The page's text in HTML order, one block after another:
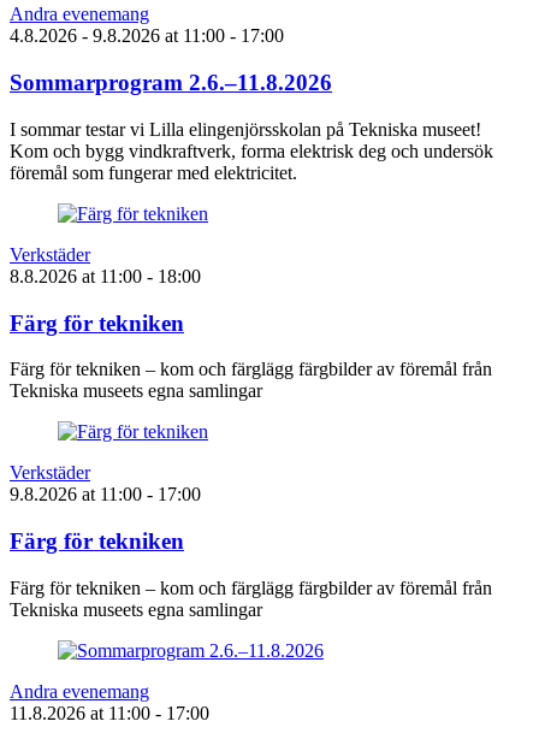
Andra evenemang
4.8.2026 - 9.8.2026 at 11:00 - 17:00
Sommarprogram 2.6.–11.8.2026
I sommar testar vi Lilla elingenjörsskolan på Tekniska museet!
Kom och bygg vindkraftverk, forma elektrisk deg och undersök
föremål som fungerar med elektricitet.
Verkstäder
8.8.2026 at 11:00 - 18:00
Färg för tekniken
Färg för tekniken – kom och färglägg färgbilder av föremål från
Tekniska museets egna samlingar
Verkstäder
9.8.2026 at 11:00 - 17:00
Färg för tekniken
Färg för tekniken – kom och färglägg färgbilder av föremål från
Tekniska museets egna samlingar
Andra evenemang
11.8.2026 at 11:00 - 17:00